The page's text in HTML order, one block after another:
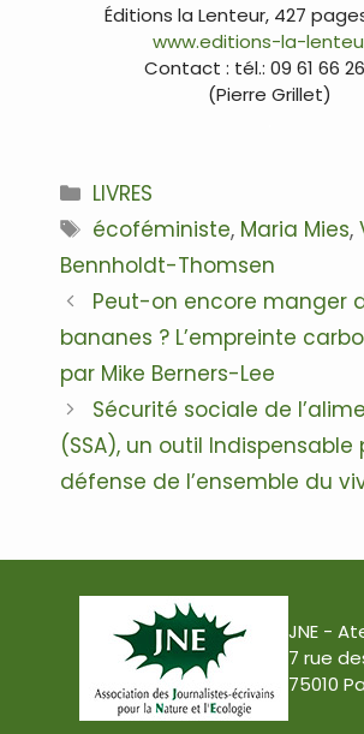
Éditions la Lenteur, 427
www.editions-la-
Contact : tél.: 09 61 66
(Pierre Grillet)
Catégories
LIVRES
Étiquettes
écoféministe, Maria Mies,
Bennholdt-Thomsen
Navigation
des
Peut-on encore manger
bananes ? L’empreinte
par Mike Berners-Lee
Sécurité sociale de
(SSA), un outil Indispensable
défense de l’ensemble du
JNE -
7 rue
75010